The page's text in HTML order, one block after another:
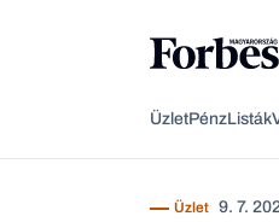
ÜzletPénzListák
Üzlet 9. 7.